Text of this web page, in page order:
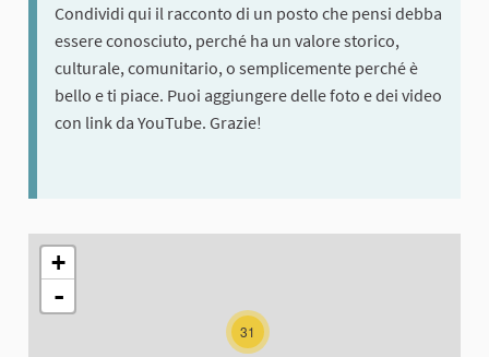
Condividi qui il racconto di un posto che pensi debba
essere conosciuto, perché ha un valore storico,
culturale, comunitario, o semplicemente perché è
bello e ti piace. Puoi aggiungere delle foto e dei video
con link da YouTube. Grazie!
The following element is a map which presents the items on
31
+
-